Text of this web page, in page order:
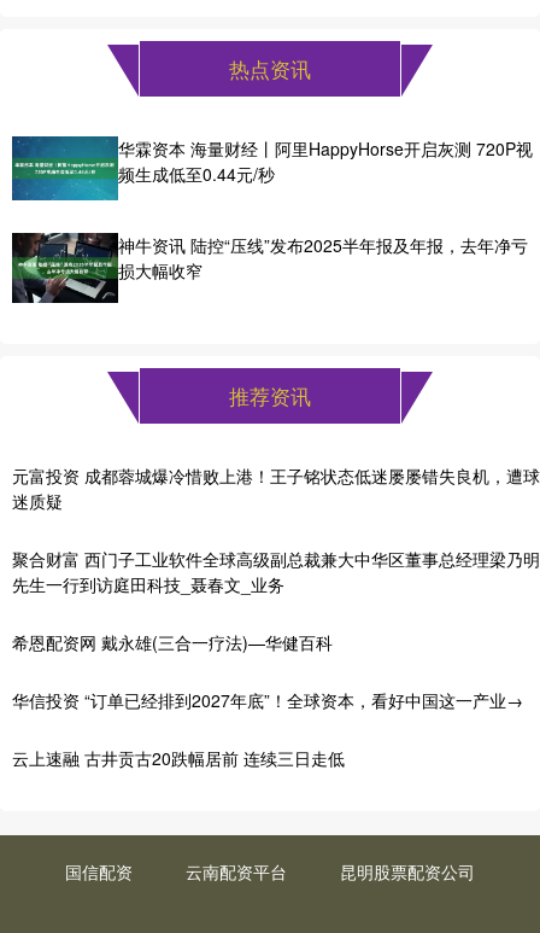
热点资讯
华霖资本 海量财经丨阿里HappyHorse开启灰测 720P视
频生成低至0.44元/秒
神牛资讯 陆控“压线”发布2025半年报及年报，去年净亏
损大幅收窄
推荐资讯
元富投资 成都蓉城爆冷惜败上港！王子铭状态低迷屡屡错失良机，遭球
迷质疑
聚合财富 西门子工业软件全球高级副总裁兼大中华区董事总经理梁乃明
先生一行到访庭田科技_聂春文_业务
希恩配资网 戴永雄(三合一疗法)—华健百科
华信投资 “订单已经排到2027年底”！全球资本，看好中国这一产业→
云上速融 古井贡古20跌幅居前 连续三日走低
国信配资 云南配资平台 昆明股票配资公司